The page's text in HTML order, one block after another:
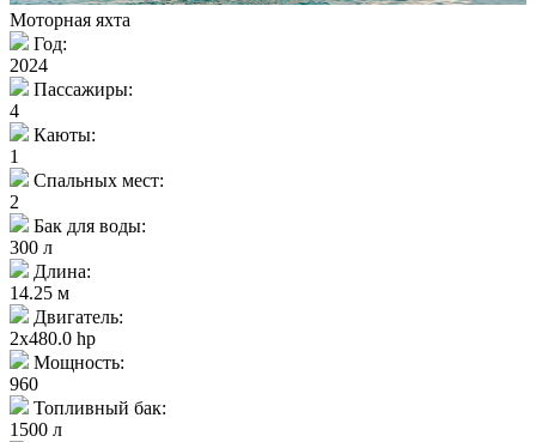
Моторная яхта
Год:
2024
Пассажиры:
4
Каюты:
1
Спальных мест:
2
Бак для воды:
300 л
Длина:
14.25 м
Двигатель:
2x480.0 hp
Мощность:
960
Топливный бак:
1500 л